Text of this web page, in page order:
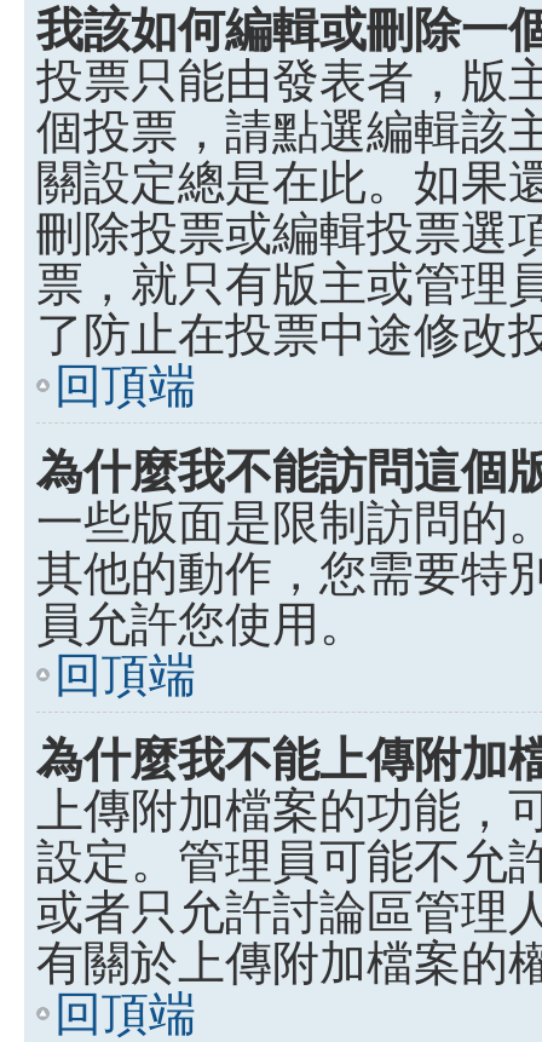
我該如何編輯或刪除一
投票只能由發表者，版
個投票，請點選編輯該
關設定總是在此。如果
刪除投票或編輯投票選
票，就只有版主或管理
了防止在投票中途修改
回頂端
為什麼我不能訪問這個
一些版面是限制訪問的
其他的動作，您需要特
員允許您使用。
回頂端
為什麼我不能上傳附加
上傳附加檔案的功能
設定。管理員可能不允
或者只允許討論區管理
有關於上傳附加檔案的
回頂端